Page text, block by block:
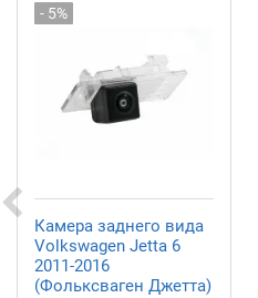
- 5%
Камера заднего вида
Volkswagen Jetta 6
2011-2016
(Фольксваген Джетта)